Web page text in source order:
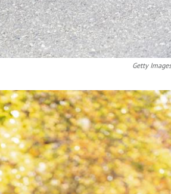
Getty Images